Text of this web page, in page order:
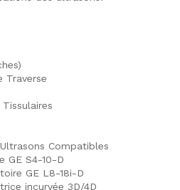
Traverse
Compatibles
GE S4-10-D
GE L8-18i-D
incurvée 3D/4D